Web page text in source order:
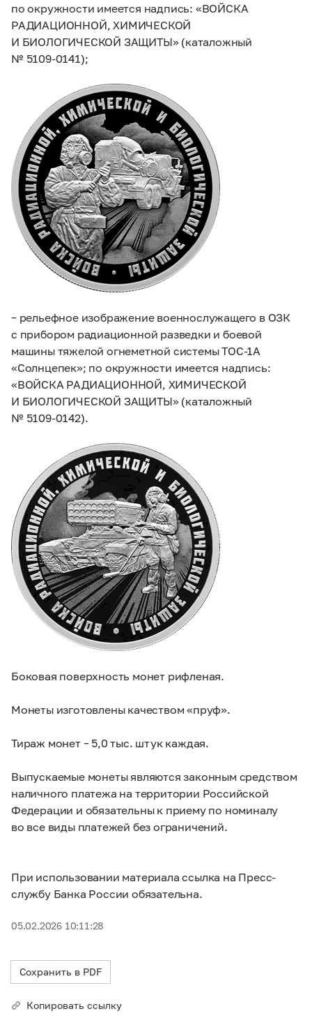
по окружности имеется надпись: «ВОЙСКА
РАДИАЦИОННОЙ, ХИМИЧЕСКОЙ
И БИОЛОГИЧЕСКОЙ ЗАЩИТЫ» (каталожный
№ 5109-0141);
– рельефное изображение военнослужащего в ОЗК
с прибором радиационной разведки и боевой
машины тяжелой огнеметной системы ТОС-1А
«Солнцепек»; по окружности имеется надпись:
«ВОЙСКА РАДИАЦИОННОЙ, ХИМИЧЕСКОЙ
И БИОЛОГИЧЕСКОЙ ЗАЩИТЫ» (каталожный
№ 5109-0142).
Боковая поверхность монет рифленая.
Монеты изготовлены качеством «пруф».
Тираж монет – 5,0 тыс. штук каждая.
Выпускаемые монеты являются законным средством
наличного платежа на территории Российской
Федерации и обязательны к приему по номиналу
во все виды платежей без ограничений.
При использовании материала ссылка на Пресс-
службу Банка России обязательна.
05.02.2026 10:11:28
Сохранить в PDF
Копировать ссылку